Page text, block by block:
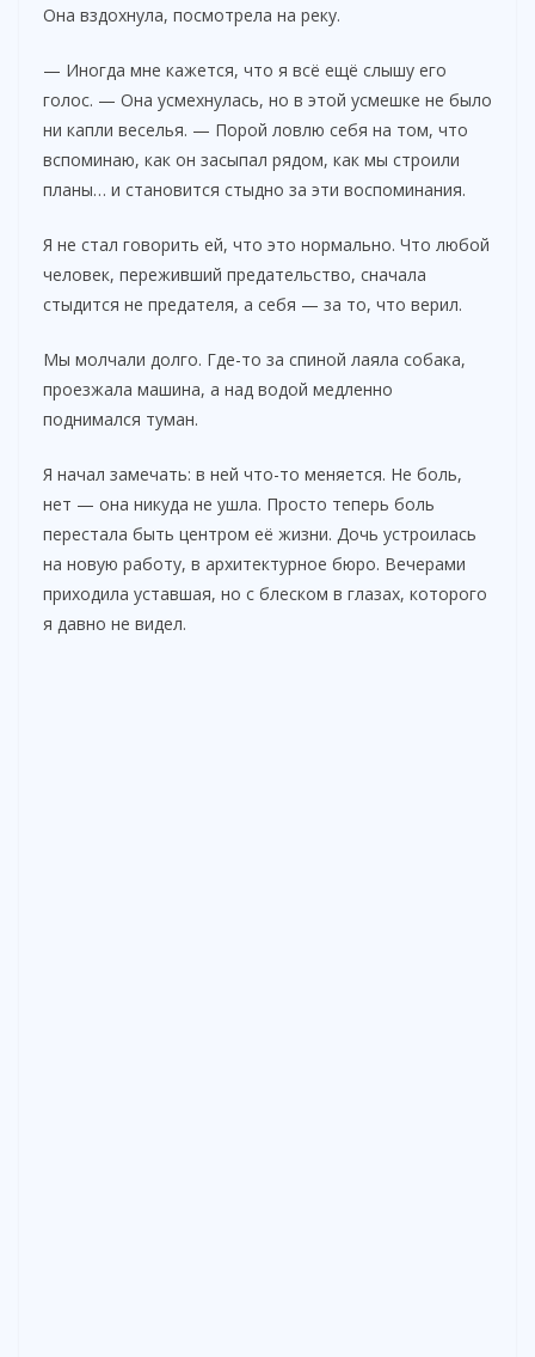
Она вздохнула, посмотрела на реку.
— Иногда мне кажется, что я всё ещё слышу его
голос. — Она усмехнулась, но в этой усмешке не было
ни капли веселья. — Порой ловлю себя на том, что
вспоминаю, как он засыпал рядом, как мы строили
планы… и становится стыдно за эти воспоминания.
Я не стал говорить ей, что это нормально. Что любой
человек, переживший предательство, сначала
стыдится не предателя, а себя — за то, что верил.
Мы молчали долго. Где-то за спиной лаяла собака,
проезжала машина, а над водой медленно
поднимался туман.
Я начал замечать: в ней что-то меняется. Не боль,
нет — она никуда не ушла. Просто теперь боль
перестала быть центром её жизни. Дочь устроилась
на новую работу, в архитектурное бюро. Вечерами
приходила уставшая, но с блеском в глазах, которого
я давно не видел.